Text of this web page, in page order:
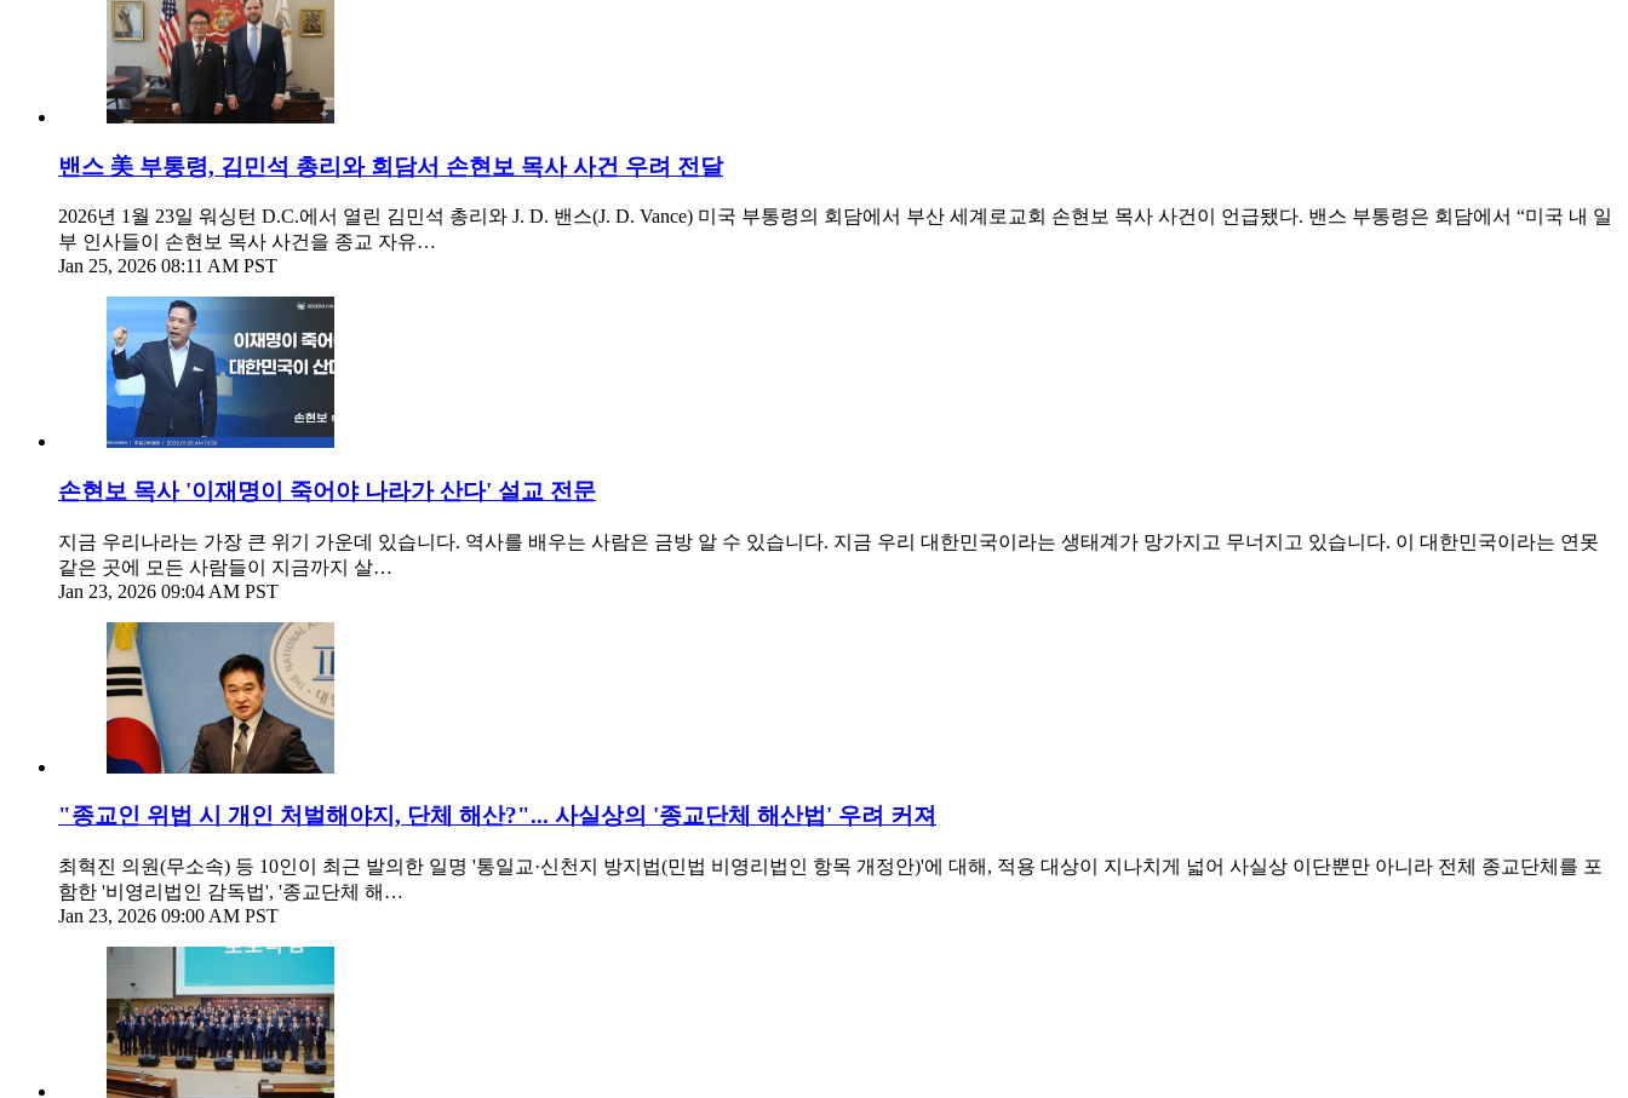
밴스 美 부통령, 김민석 총리와 회담서 손현보 목사 사건 우려 전달
2026년 1월 23일 워싱턴 D.C.에서 열린 김민석 총리와 J. D. 밴스(J. D. Vance) 미국 부통령의 회담에서 부산 세계로교회 손현보 목사 사건이 언급됐다. 밴스 부통령은 회담에서 “미국 내 일
부 인사들이 손현보 목사 사건을 종교 자유…
Jan 25, 2026 08:11 AM PST
손현보 목사 '이재명이 죽어야 나라가 산다' 설교 전문
지금 우리나라는 가장 큰 위기 가운데 있습니다. 역사를 배우는 사람은 금방 알 수 있습니다. 지금 우리 대한민국이라는 생태계가 망가지고 무너지고 있습니다. 이 대한민국이라는 연못
같은 곳에 모든 사람들이 지금까지 살…
Jan 23, 2026 09:04 AM PST
"종교인 위법 시 개인 처벌해야지, 단체 해산?"... 사실상의 '종교단체 해산법' 우려 커져
최혁진 의원(무소속) 등 10인이 최근 발의한 일명 '통일교·신천지 방지법(민법 비영리법인 항목 개정안)'에 대해, 적용 대상이 지나치게 넓어 사실상 이단뿐만 아니라 전체 종교단체를 포
함한 '비영리법인 감독법', '종교단체 해…
Jan 23, 2026 09:00 AM PST